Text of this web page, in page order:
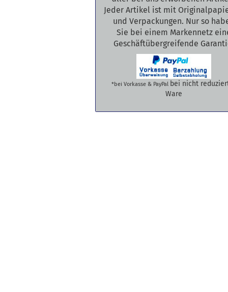
Jeder Artikel ist mit
und Verpackungen. Nur so
Sie bei einem Markennetz
Geschäftübergreifende
*bei Vorkasse & PayPal bei nicht
Ware